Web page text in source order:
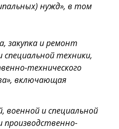
нужд», в том
закупка и ремонт
специальной техники,
технического
включающая
военной и специальной
производственно-